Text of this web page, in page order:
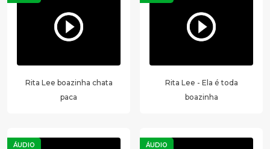
Rita Lee boazinha chata
paca
Rita Lee - Ela é toda
boazinha
ÁUDIO ÁUDIO